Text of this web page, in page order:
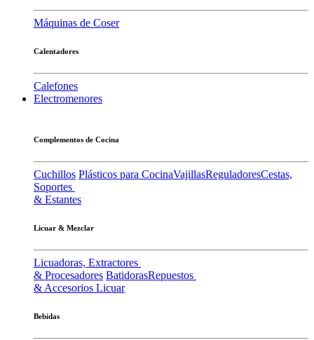
Máquinas de Coser
Calentadores
Calefones
Electromenores
Complementos de Cocina
Cuchillos Plásticos para CocinaVajillasReguladoresCestas,
Soportes
& Estantes
Licuar & Mezclar
Licuadoras, Extractores
& Procesadores BatidorasRepuestos
& Accesorios Licuar
Bebidas